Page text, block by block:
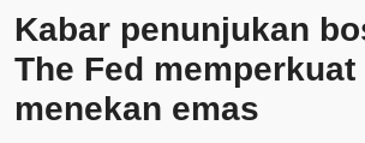
Kabar penunjukan
The Fed
menekan emas